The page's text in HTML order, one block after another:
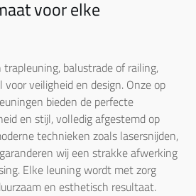
voor elke
balustrade of railing,
veiligheid en design. Onze op
bieden de perfecte
en stijl, volledig afgestemd op
technieken zoals lasersnijden,
wij een strakke afwerking
Elke leuning wordt met zorg
en esthetisch resultaat.